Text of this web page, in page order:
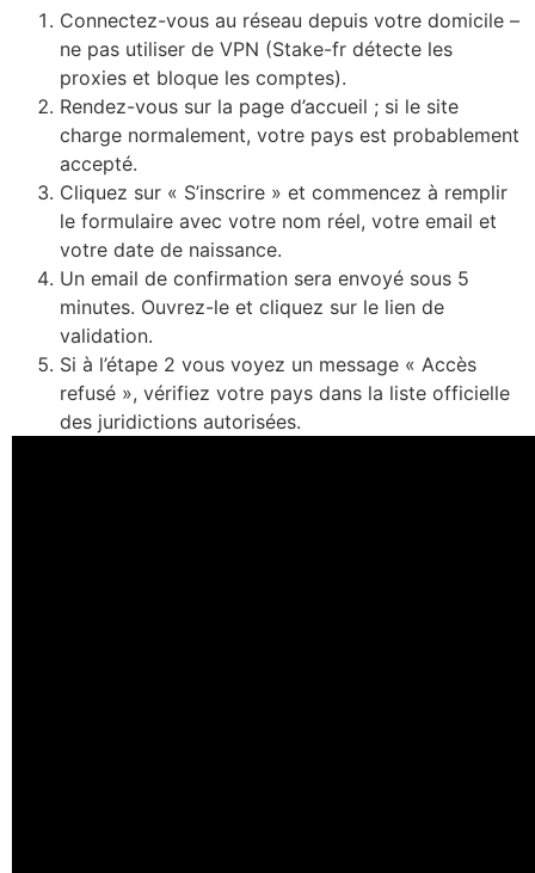
Connectez-vous au réseau depuis votre domicile –
ne pas utiliser de VPN (Stake-fr détecte les
proxies et bloque les comptes).
Rendez-vous sur la page d’accueil ; si le site
charge normalement, votre pays est probablement
accepté.
Cliquez sur « S’inscrire » et commencez à remplir
le formulaire avec votre nom réel, votre email et
votre date de naissance.
Un email de confirmation sera envoyé sous 5
minutes. Ouvrez-le et cliquez sur le lien de
validation.
Si à l’étape 2 vous voyez un message « Accès
refusé », vérifiez votre pays dans la liste officielle
des juridictions autorisées.